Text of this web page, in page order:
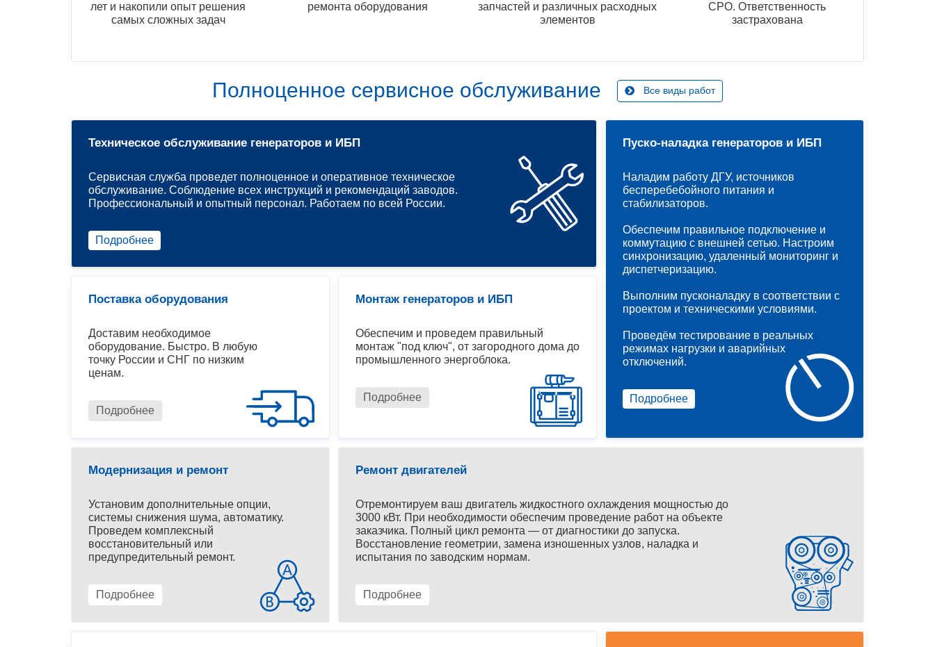
лет и накопили опыт решения
самых сложных задач
ремонта оборудования
запчастей и различных расходных
элементов
СРО. Ответственность
застрахована
Полноценное сервисное обслуживание Все виды работ
Техническое обслуживание генераторов и ИБП
Сервисная служба проведет полноценное и оперативное техническое
обслуживание. Соблюдение всех инструкций и рекомендаций заводов.
Профессиональный и опытный персонал. Работаем по всей России.
Подробнее
Поставка оборудования
Доставим необходимое
оборудование. Быстро. В любую
точку России и СНГ по низким
ценам.
Подробнее
Монтаж генераторов и ИБП
Обеспечим и проведем правильный
монтаж "под ключ", от загородного дома до
промышленного энергоблока.
Подробнее
Пуско-наладка генераторов и ИБП
Наладим работу ДГУ, источников
бесперебебойного питания и
стабилизаторов.
Обеспечим правильное подключение и
коммутацию с внешней сетью. Настроим
синхронизацию, удаленный мониторинг и
диспетчеризацию.
Выполним пусконаладку в соответствии с
проектом и техническими условиями.
Проведём тестирование в реальных
режимах нагрузки и аварийных
отключений.
Подробнее
Ремонт двигателей
Отремонтируем ваш двигатель жидкостного охлаждения мощностью до
3000 кВт. При необходимости обеспечим проведение работ на объекте
заказчика. Полный цикл ремонта — от диагностики до запуска.
Восстановление геометрии, замена изношенных узлов, наладка и
испытания по заводским нормам.
Подробнее
Модернизация и ремонт
Установим дополнительные опции,
системы снижения шума, автоматику.
Проведем комплексный
восстановительный или
предупредительный ремонт.
Подробнее